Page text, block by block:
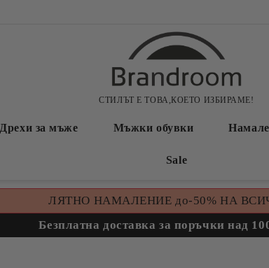
СТИЛЪТ Е ТОВА,КОЕТО ИЗБИРАМЕ!
Дрехи за мъже Мъжки обувки
Sale
ЛЯТНО НАМАЛЕНИЕ до-50% НА
Безплатна доставка за поръчки над